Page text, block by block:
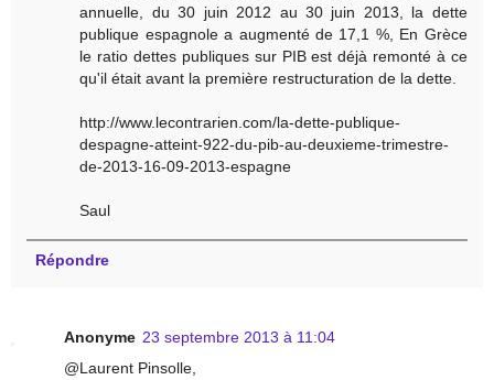
annuelle, du 30 juin 2012 au 30 juin 2013, la dette
publique espagnole a augmenté de 17,1 %, En Grèce
le ratio dettes publiques sur PIB est déjà remonté à ce
qu'il était avant la première restructuration de la dette.
http://www.lecontrarien.com/la-dette-publique-
despagne-atteint-922-du-pib-au-deuxieme-trimestre-
de-2013-16-09-2013-espagne
Saul
Répondre
Anonyme 23 septembre 2013 à 11:04
@Laurent Pinsolle,